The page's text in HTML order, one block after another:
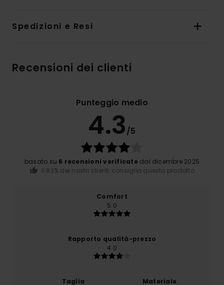
Spedizioni e Resi
Recensioni dei clienti
Punteggio medio
4.3/5
basato su 6 recensioni verificatedal dicembre 2025
Il 83% dei nostri clienti consiglia questo prodotto
Comfort
5.0
Rapporto qualità-prezzo
4.0
Taglia Materiale